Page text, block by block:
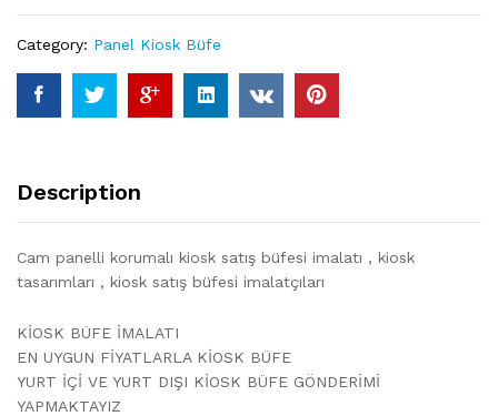
Category: Panel Kiosk Büfe
Description
Cam panelli korumalı kiosk satış büfesi imalatı , kiosk
tasarımları , kiosk satış büfesi imalatçıları
KİOSK BÜFE İMALATI
EN UYGUN FİYATLARLA KİOSK BÜFE
YURT İÇİ VE YURT DIŞI KİOSK BÜFE GÖNDERİMİ
YAPMAKTAYIZ